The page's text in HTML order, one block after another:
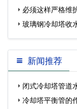
必须这样严格维
玻璃钢冷却塔收
新闻推荐
闭式冷却塔管道
冷却塔平衡管的